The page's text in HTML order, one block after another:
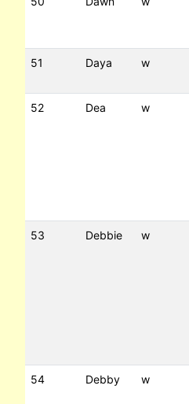
51 Daya w
52 Dea w
53 Debbie w
54 Debby w